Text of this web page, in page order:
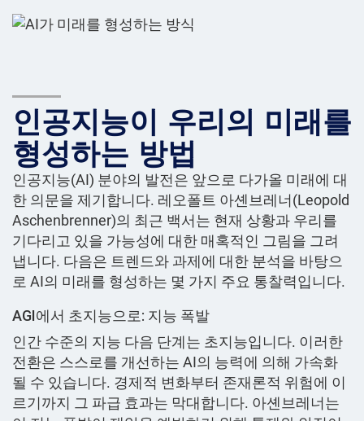
인공지능이 우리의 미래를
형성하는 방법
인공지능(AI) 분야의 발전은 앞으로 다가올 미래에 대
한 의문을 제기합니다. 레오폴트 아셴브레너(Leopold
Aschenbrenner)의 최근 백서는 현재 상황과 우리를
기다리고 있을 가능성에 대한 매혹적인 그림을 그려
냅니다. 다음은 트렌드와 과제에 대한 분석을 바탕으
로 AI의 미래를 형성하는 몇 가지 주요 통찰력입니다.
AGI에서 초지능으로: 지능 폭발
인간 수준의 지능 다음 단계는 초지능입니다. 이러한
전환은 스스로를 개선하는 AI의 능력에 의해 가속화
될 수 있습니다. 경제적 변화부터 존재론적 위험에 이
르기까지 그 파급 효과는 막대합니다. 아셴브레너는